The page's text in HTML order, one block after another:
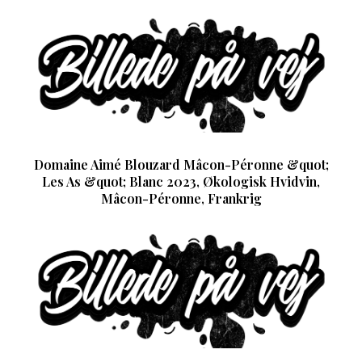
Domaine Aimé Blouzard Mâcon-Péronne &quot;
Les As &quot; Blanc 2023, Økologisk Hvidvin,
Mâcon-Péronne, Frankrig